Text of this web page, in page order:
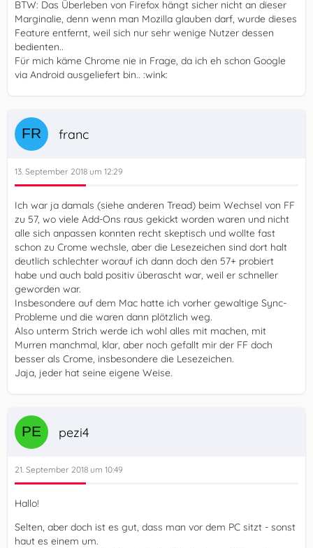
BTW: Das Überleben von Firefox hängt sicher nicht an dieser
Marginalie, denn wenn man Mozilla glauben darf, wurde dieses
Feature entfernt, weil sich nur sehr wenige Nutzer dessen
bedienten..
Für mich käme Chrome nie in Frage, da ich eh schon Google
via Android ausgeliefert bin.. :wink:
franc
13. September 2018 um 12:29
Ich war ja damals (siehe anderen Tread) beim Wechsel von FF
zu 57, wo viele Add-Ons raus gekickt worden waren und nicht
alle sich anpassen konnten recht skeptisch und wollte fast
schon zu Crome wechsle, aber die Lesezeichen sind dort halt
deutlich schlechter worauf ich dann doch den 57+ probiert
habe und auch bald positiv überascht war, weil er schneller
geworden war.
Insbesondere auf dem Mac hatte ich vorher gewaltige Sync-
Probleme und die waren dann plötzlich weg.
Also unterm Strich werde ich wohl alles mit machen, mit
Murren manchmal, klar, aber noch gefallt mir der FF doch
besser als Crome, insbesondere die Lesezeichen.
Jaja, jeder hat seine eigene Weise.
pezi4
21. September 2018 um 10:49
Hallo!
Selten, aber doch ist es gut, dass man vor dem PC sitzt - sonst
haut es einem um.